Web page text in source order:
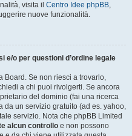
visita il Centro Idee phpBB,
nuove funzionalità.
e/o per questioni d’ordine legale
Board. Se non riesci a trovarlo,
a chi puoi rivolgerti. Se ancora
del dominio (fai una ricerca
da un servizio gratuito (ad es. yahoo,
servizio. Nota che phpBB Limited
alcun controllo e non possono